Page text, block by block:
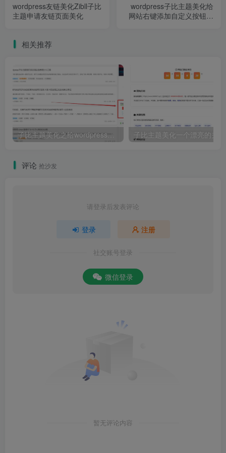
wordpress友链美化Zibll子比
主题申请友链页面美化
wordpress子比主题美化给
网站右键添加自定义按钮美
相关推荐
子比主题美化之给wordpress侧边栏添加百度一下协助SEO优化
评论 抢沙发
请登录后发表评论
登录 注册
社交账号登录
微信登录
暂无评论内容